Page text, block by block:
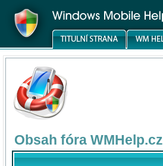
Obsah fóra WMHelp.cz